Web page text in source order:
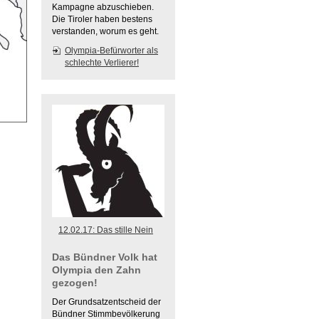
Kampagne abzuschieben.
Die Tiroler haben bestens
verstanden, worum es geht.
Olympia-Befürworter als
schlechte Verlierer!
12.02.17: Das stille Nein
Das Bündner Volk hat
Olympia den Zahn
gezogen!
Der Grundsatzentscheid der
Bündner Stimmbevölkerung